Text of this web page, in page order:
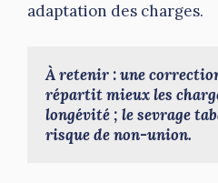
adaptation des charges.
À retenir : une
répartit mieux les
longévité ; le sevrage
risque de non-union.